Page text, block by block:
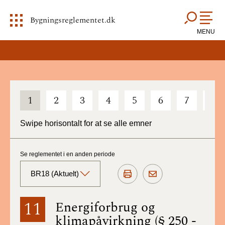
Bygningsreglementet.dk
MENU
1 2 3 4 5 6 7
Swipe horisontalt for at se alle emner
11 Energiforbrug og
klimapåvirkning (§ 250 -
Se reglementet i en anden periode
BR18 (Aktuelt)
BR18 (Aktuelt)